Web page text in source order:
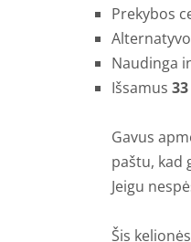
Prekybos
Naudinga
Išsamus 33
Gavus
paštu, kad
Jeigu
Šis